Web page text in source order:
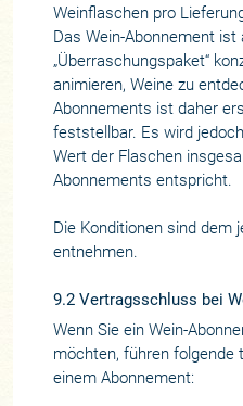
Weinflaschen pro
Das Wein-Abonnement ist
„Überraschungspaket“
animieren, Weine zu
Abonnements ist daher
feststellbar. Es wird
Wert der Flaschen
Abonnements entspricht.
Die Konditionen sind dem
entnehmen.
9.2 Vertragsschluss bei
Wenn Sie ein Wein-
möchten, führen folgende
einem Abonnement: